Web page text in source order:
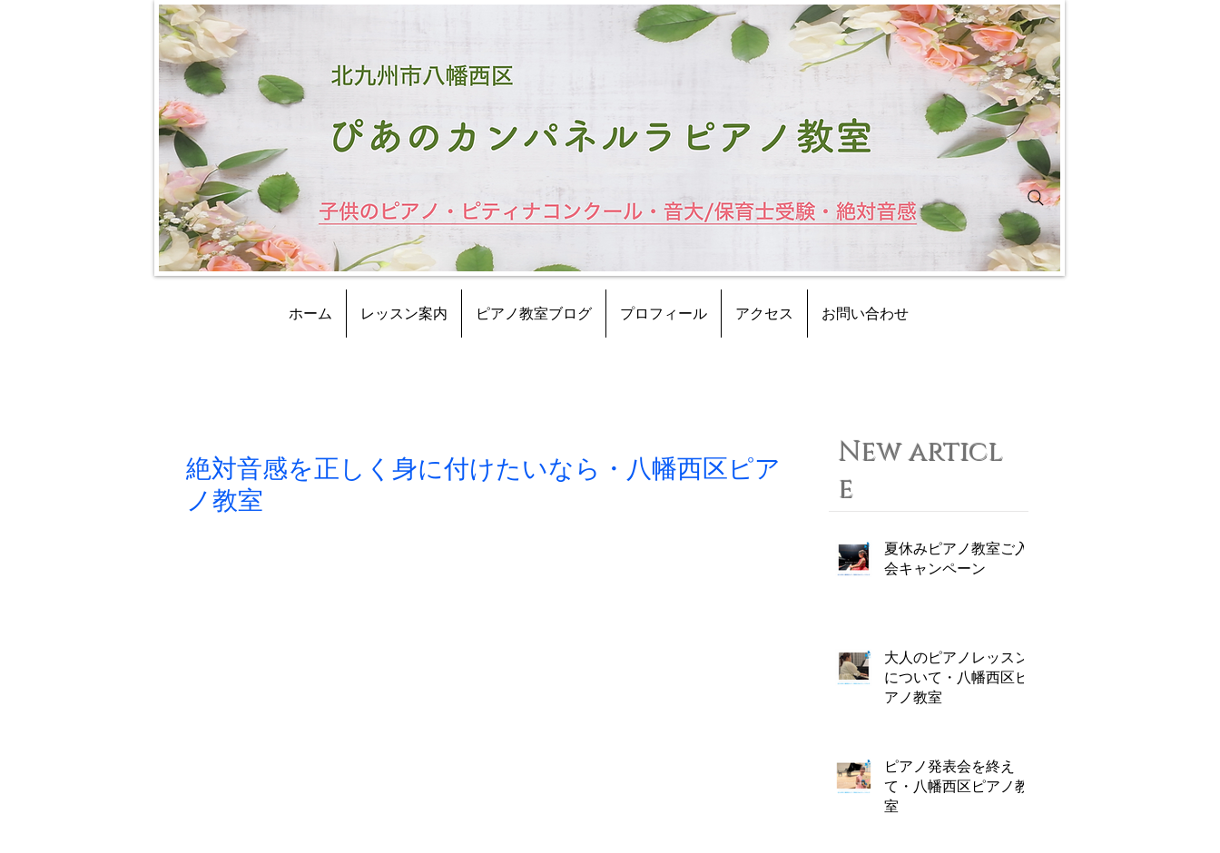
ホーム レッスン案内 ピアノ教室ブログ プロフィール アクセス お問い合わせ
絶対音感を正しく身に付けたいなら・八幡西区ピア
ノ教室
New articl
e
夏休みピアノ教室ご入
会キャンペーン
大人のピアノレッスン
について・八幡西区ピ
アノ教室
ピアノ発表会を終え
て・八幡西区ピアノ教
室